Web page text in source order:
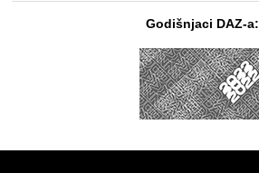
Godišnjaci DAZ-a: